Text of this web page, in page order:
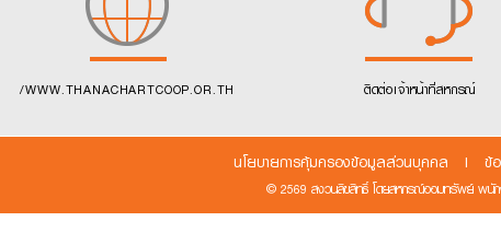
/WWW.THANACHARTCOOP.OR.TH ติดต่อเจ้าหน้าที่สหกรณ์
นโยบายการคุ้มครองข้อมูลส่วนบุคคล | ข้
© 2569 สงวนลิขสิทธิ์ โดยสหกรณ์ออมทรัพย์ พนักง